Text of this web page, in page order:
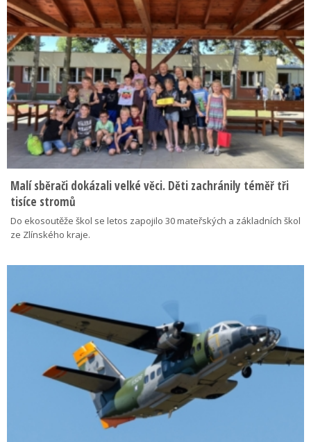
Malí sběrači dokázali velké věci. Děti zachránily téměř tři
tisíce stromů
Do ekosoutěže škol se letos zapojilo 30 mateřských a základních škol
ze Zlínského kraje.